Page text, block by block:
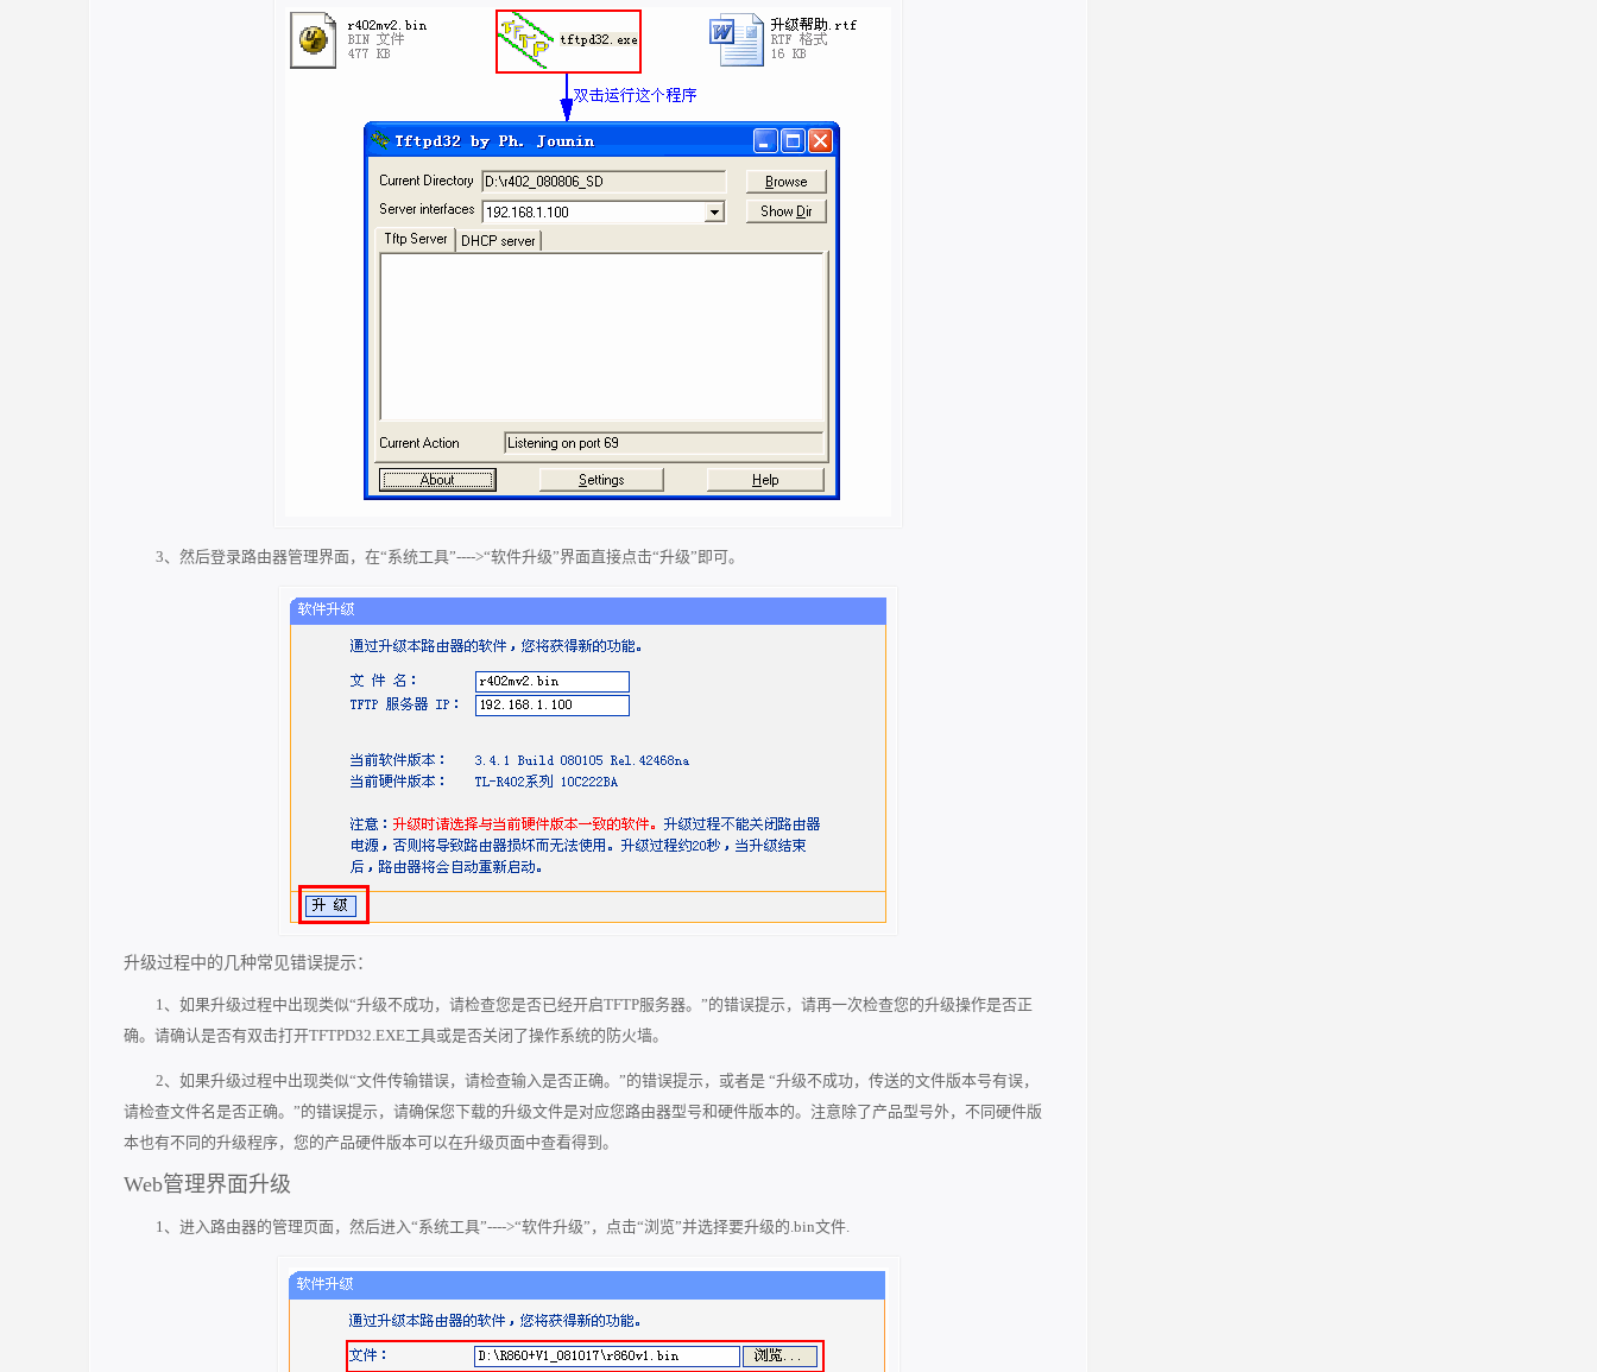
3、然后登录路由器管理界面，在“系统工具”---->“软件升级”界面直接点击“升级”即可。
升级过程中的几种常见错误提示：
1、如果升级过程中出现类似“升级不成功，请检查您是否已经开启TFTP服务器。”的错误提示，请再一次检查您的升级操作是否正
确。请确认是否有双击打开TFTPD32.EXE工具或是否关闭了操作系统的防火墙。
2、如果升级过程中出现类似“文件传输错误，请检查输入是否正确。”的错误提示，或者是 “升级不成功，传送的文件版本号有误，
请检查文件名是否正确。”的错误提示，请确保您下载的升级文件是对应您路由器型号和硬件版本的。注意除了产品型号外，不同硬件版
本也有不同的升级程序，您的产品硬件版本可以在升级页面中查看得到。
Web管理界面升级
1、进入路由器的管理页面，然后进入“系统工具”---->“软件升级”，点击“浏览”并选择要升级的.bin文件.